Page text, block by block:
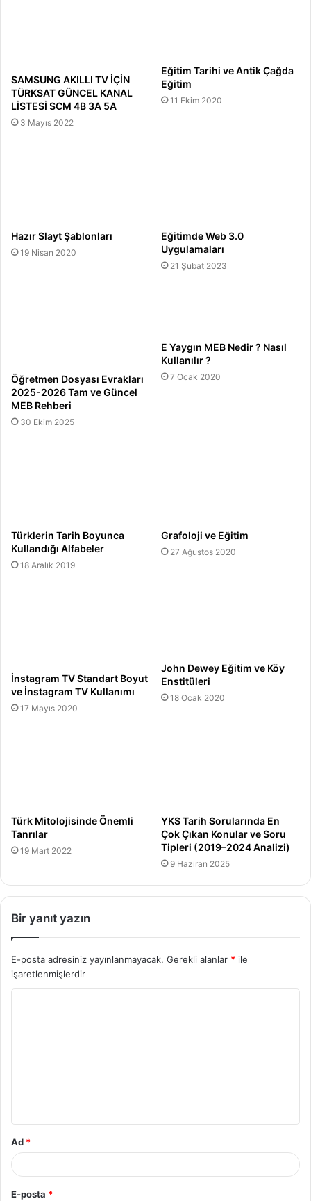
SAMSUNG AKILLI TV İÇİN
TÜRKSAT GÜNCEL KANAL
LİSTESİ SCM 4B 3A 5A
3 Mayıs 2022
Eğitim Tarihi ve Antik Çağda
Eğitim
11 Ekim 2020
Hazır Slayt Şablonları
19 Nisan 2020
Eğitimde Web 3.0
Uygulamaları
21 Şubat 2023
Öğretmen Dosyası Evrakları
2025-2026 Tam ve Güncel
MEB Rehberi
30 Ekim 2025
E Yaygın MEB Nedir ? Nasıl
Kullanılır ?
7 Ocak 2020
Türklerin Tarih Boyunca
Kullandığı Alfabeler
18 Aralık 2019
Grafoloji ve Eğitim
27 Ağustos 2020
İnstagram TV Standart Boyut
ve İnstagram TV Kullanımı
17 Mayıs 2020
John Dewey Eğitim ve Köy
Enstitüleri
18 Ocak 2020
Türk Mitolojisinde Önemli
Tanrılar
19 Mart 2022
YKS Tarih Sorularında En
Çok Çıkan Konular ve Soru
Tipleri (2019–2024 Analizi)
9 Haziran 2025
Bir yanıt yazın
E-posta adresiniz yayınlanmayacak. Gerekli alanlar * ile
işaretlenmişlerdir
Ad *
E-posta *